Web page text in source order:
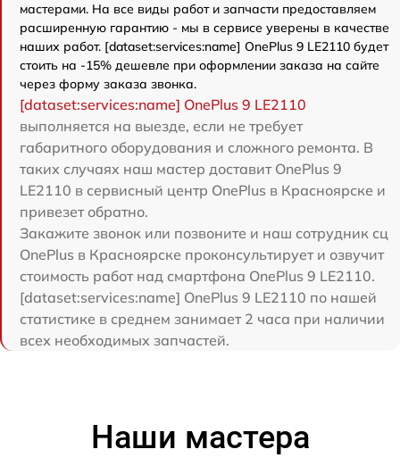
мастерами. На все виды работ и запчасти предоставляем
расширенную гарантию - мы в сервисе уверены в качестве
наших работ. [dataset:services:name] OnePlus 9 LE2110 будет
стоить на -15% дешевле при оформлении заказа на сайте
через форму заказа звонка.
[dataset:services:name] OnePlus 9 LE2110
выполняется на выезде, если не требует
габаритного оборудования и сложного ремонта. В
таких случаях наш мастер доставит OnePlus 9
LE2110 в сервисный центр OnePlus в Красноярске и
привезет обратно.
Закажите звонок или позвоните и наш сотрудник сц
OnePlus в Красноярске проконсультирует и озвучит
стоимость работ над смартфона OnePlus 9 LE2110.
[dataset:services:name] OnePlus 9 LE2110 по нашей
статистике в среднем занимает 2 часа при наличии
всех необходимых запчастей.
Наши мастера